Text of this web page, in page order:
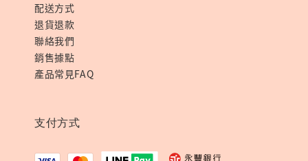
配送方式
退貨退款
聯絡我們
銷售據點
產品常見FAQ
支付方式